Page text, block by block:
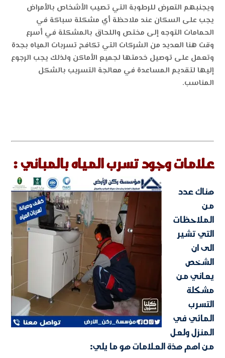
ويجنبهم التعرض للرطوبة التي تصيب الأشخاص بالأمراض
يجب على السكان عند ملاحظة أي مشكلة سباكة في
الحمامات التوجه إلى مختص واللحاق بالمشكلة في أسرع
وقت هنا العديد من الشركات التي تكافح تسربات المياه بجدة
وتعمل على توصيل خدمتها لجميع الأماكن ولذلك يجب الرجوع
إليها لتقديم المساعدة في معالجة التسريب بالشكل
المناسب.
علامات وجود تسرب المياه بالمباني :
هناك عدد
من
الملاحظات
التي تشير
الى ان
الشخص
يعاني من
مشكلة
التسرب
المائي في
المنزل ولعل
من اهم هذة العلامات هو ما يلي: